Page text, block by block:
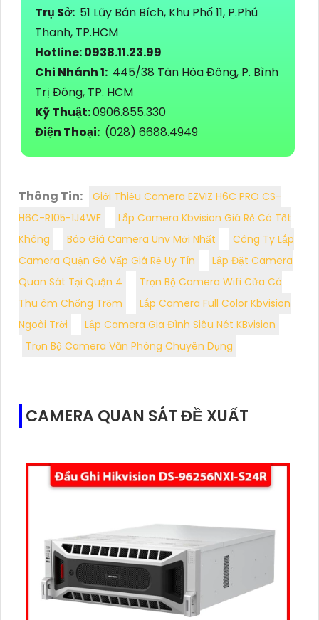
Trụ Sở: 51 Lũy Bán Bích, Khu Phố 11, P.Phú
Thanh, TP.HCM
Hotline: 0938.11.23.99
Chi Nhánh 1: 445/38 Tân Hòa Đông, P. Bình
Trị Đông, TP. HCM
Kỹ Thuật:0906.855.330
Điện Thoại: (028) 6688.4949
Thông Tin:
Giới Thiệu Camera EZVIZ H6C PRO CS-
H6C-R105-1J4WF
Lắp Camera Kbvision Giá Rẻ Có Tốt
Không
Báo Giá Camera Unv Mới Nhất
Công Ty Lắp
Camera Quận Gò Vấp Giá Rẻ Uy Tín
Lắp Đặt Camera
Quan Sát Tại Quận 4
Trọn Bộ Camera Wifi Cửa Có
Thu âm Chống Trộm
Lắp Camera Full Color Kbvision
Ngoài Trời
Lắp Camera Gia Đình Siêu Nét KBvision
Trọn Bộ Camera Văn Phòng Chuyên Dụng
CAMERA QUAN SÁT ĐỀ XUẤT